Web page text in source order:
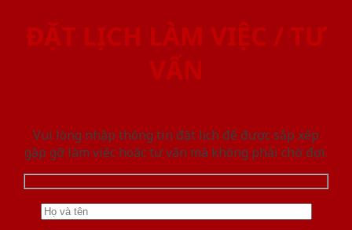
ĐẶT LỊCH LÀM VIỆC / TƯ
VẤN
Vui lòng nhập thông tin đặt lịch để được sắp xếp
gặp gỡ làm việc hoăc tư vấn mà không phải chờ đợi.